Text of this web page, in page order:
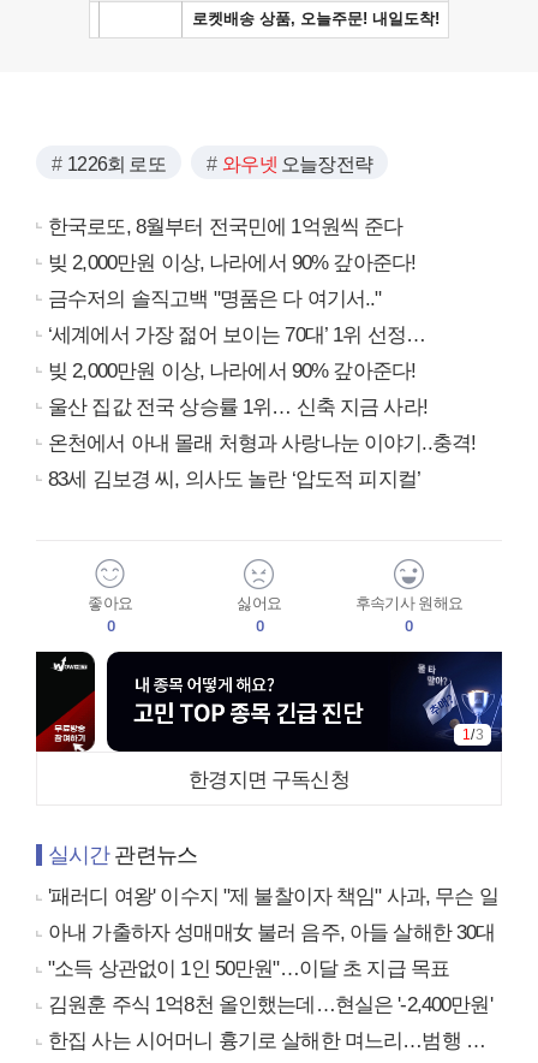
1226회 로또 와우넷 오늘장전략
한국로또, 8월부터 전국민에 1억원씩 준다
빚 2,000만원 이상, 나라에서 90% 갚아준다!
금수저의 솔직고백 "명품은 다 여기서.."
‘세계에서 가장 젊어 보이는 70대’ 1위 선정…
빚 2,000만원 이상, 나라에서 90% 갚아준다!
울산 집값 전국 상승률 1위… 신축 지금 사라!
온천에서 아내 몰래 처형과 사랑나눈 이야기..충격!
83세 김보경 씨, 의사도 놀란 ‘압도적 피지컬’
좋아요
0
싫어요
0
후속기사 원해요
0
1/3
한경지면 구독신청
실시간관련뉴스
'패러디 여왕' 이수지 "제 불찰이자 책임" 사과, 무슨 일
아내 가출하자 성매매女 불러 음주, 아들 살해한 30대
"소득 상관없이 1인 50만원"…이달 초 지급 목표
김원훈 주식 1억8천 올인했는데…현실은 '-2,400만원'
한집 사는 시어머니 흉기로 살해한 며느리…범행 동기는